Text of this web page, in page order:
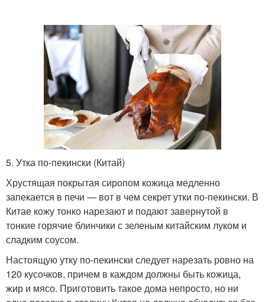
5. Утка по-пекински (Китай)
Хрустящая покрытая сиропом кожица медленно
запекается в печи — вот в чем секрет утки по-пекински. В
Китае кожу тонко нарезают и подают завернутой в
тонкие горячие блинчики с зеленым китайским луком и
сладким соусом.
Настоящую утку по-пекински следует нарезать ровно на
120 кусочков, причем в каждом должны быть кожица,
жир и мясо. Приготовить такое дома непросто, но ни